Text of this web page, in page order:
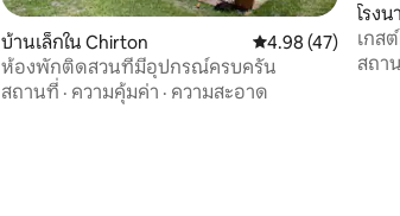
บ้านเล็กใน Chirton คะแนนเฉลี่ย 4.98
4.98 (47)
ห้องพักติดสวนที่มีอุปกรณ์ครบครัน
สถานที่ · ความคุ้มค่า · ความสะอาด
โรงน
เกส
ไวน์
สถา